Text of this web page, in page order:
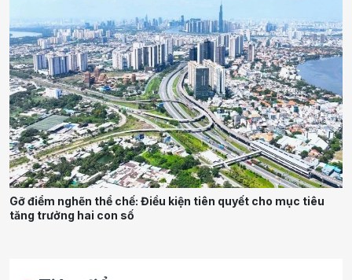
Gỡ điểm nghẽn thể chế: Điều kiện tiên quyết cho mục tiêu
tăng trưởng hai con số